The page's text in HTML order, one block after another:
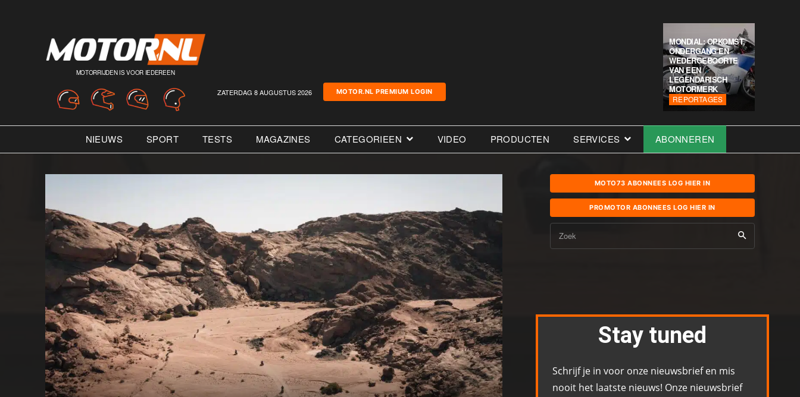
MOTORRIJDEN IS VOOR IEDEREEN
ZATERDAG 8 AUGUSTUS 2026 MOTOR.NL PREMIUM LOGIN
MONDIAL: OPKOMST,
ONDERGANG EN
WEDERGEBOORTE
VAN EEN
LEGENDARISCH
MOTORMERK
REPORTAGES
NIEUWS SPORT TESTS MAGAZINES CATEGORIEEN VIDEO PRODUCTEN SERVICES ABONNEREN
MOTO73 ABONNEES LOG HIER IN
PROMOTOR ABONNEES LOG HIER IN
Zoek
Stay tuned
Schrijf je in voor onze nieuwsbrief en mis
nooit het laatste nieuws! Onze nieuwsbrief